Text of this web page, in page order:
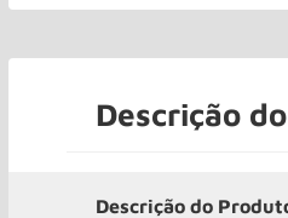
Descrição
Descrição do